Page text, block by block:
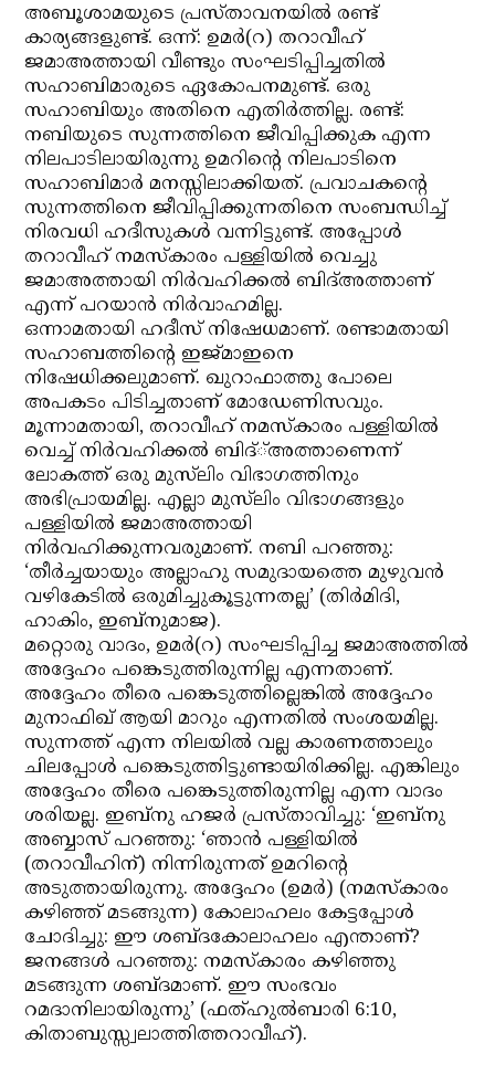
അബൂശാമയുടെ പ്രസ്താവനയില്‍ രണ്ട്
കാര്യങ്ങളുണ്ട്. ഒന്ന്: ഉമര്‍(റ) തറാവീഹ്
ജമാഅത്തായി വീണ്ടും സംഘടിപ്പിച്ചതില്‍
സഹാബിമാരുടെ ഏകോപനമുണ്ട്. ഒരു
സഹാബിയും അതിനെ എതിര്‍ത്തില്ല. രണ്ട്:
നബിയുടെ സുന്നത്തിനെ ജീവിപ്പിക്കുക എന്ന
നിലപാടിലായിരുന്നു ഉമറിന്റെ നിലപാടിനെ
സഹാബിമാര്‍ മനസ്സിലാക്കിയത്. പ്രവാചകന്റെ
സുന്നത്തിനെ ജീവിപ്പിക്കുന്നതിനെ സംബന്ധിച്ച്
നിരവധി ഹദീസുകള്‍ വന്നിട്ടുണ്ട്. അപ്പോള്‍
തറാവീഹ് നമസ്‌കാരം പള്ളിയില്‍ വെച്ചു
ജമാഅത്തായി നിര്‍വഹിക്കല്‍ ബിദ്അത്താണ്
എന്ന് പറയാന്‍ നിര്‍വാഹമില്ല.
ഒന്നാമതായി ഹദീസ് നിഷേധമാണ്. രണ്ടാമതായി
സഹാബത്തിന്റെ ഇജ്മാഇനെ
നിഷേധിക്കലുമാണ്. ഖുറാഫാത്തു പോലെ
അപകടം പിടിച്ചതാണ് മോഡേണിസവും.
മൂന്നാമതായി, തറാവീഹ് നമസ്‌കാരം പള്ളിയില്‍
വെച്ച് നിര്‍വഹിക്കല്‍ ബിദ്്അത്താണെന്ന്
ലോകത്ത് ഒരു മുസ്‌ലിം വിഭാഗത്തിനും
അഭിപ്രായമില്ല. എല്ലാ മുസ്‌ലിം വിഭാഗങ്ങളും
പള്ളിയില്‍ ജമാഅത്തായി
നിര്‍വഹിക്കുന്നവരുമാണ്. നബി പറഞ്ഞു:
‘തീര്‍ച്ചയായും അല്ലാഹു സമുദായത്തെ മുഴുവന്‍
വഴികേടില്‍ ഒരുമിച്ചുകൂട്ടുന്നതല്ല’ (തിര്‍മിദി,
ഹാകിം, ഇബ്‌നുമാജ).
മറ്റൊരു വാദം, ഉമര്‍(റ) സംഘടിപ്പിച്ച ജമാഅത്തില്‍
അദ്ദേഹം പങ്കെടുത്തിരുന്നില്ല എന്നതാണ്.
അദ്ദേഹം തീരെ പങ്കെടുത്തില്ലെങ്കില്‍ അദ്ദേഹം
മുനാഫിഖ് ആയി മാറും എന്നതില്‍ സംശയമില്ല.
സുന്നത്ത് എന്ന നിലയില്‍ വല്ല കാരണത്താലും
ചിലപ്പോള്‍ പങ്കെടുത്തിട്ടുണ്ടായിരിക്കില്ല. എങ്കിലും
അദ്ദേഹം തീരെ പങ്കെടുത്തിരുന്നില്ല എന്ന വാദം
ശരിയല്ല. ഇബ്‌നു ഹജര്‍ പ്രസ്താവിച്ചു: ‘ഇബ്‌നു
അബ്ബാസ് പറഞ്ഞു: ‘ഞാന്‍ പള്ളിയില്‍
(തറാവീഹിന്) നിന്നിരുന്നത് ഉമറിന്റെ
അടുത്തായിരുന്നു. അദ്ദേഹം (ഉമര്‍) (നമസ്‌കാരം
കഴിഞ്ഞ് മടങ്ങുന്ന) കോലാഹലം കേട്ടപ്പോള്‍
ചോദിച്ചു: ഈ ശബ്ദകോലാഹലം എന്താണ്?
ജനങ്ങള്‍ പറഞ്ഞു: നമസ്‌കാരം കഴിഞ്ഞു
മടങ്ങുന്ന ശബ്ദമാണ്. ഈ സംഭവം
റമദാനിലായിരുന്നു’ (ഫത്ഹുല്‍ബാരി 6:10,
കിതാബുസ്സ്വലാത്തിത്തറാവീഹ്).